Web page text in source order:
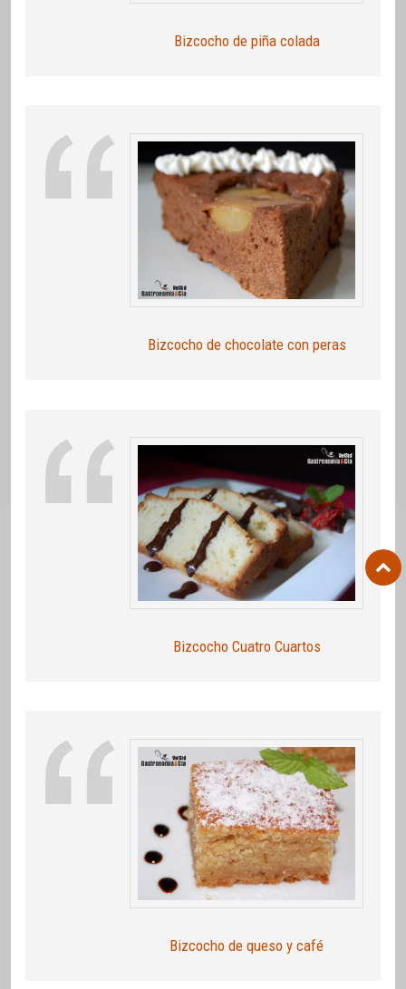
Bizcocho de piña colada
Bizcocho de chocolate con peras
Bizcocho Cuatro Cuartos
Bizcocho de queso y café